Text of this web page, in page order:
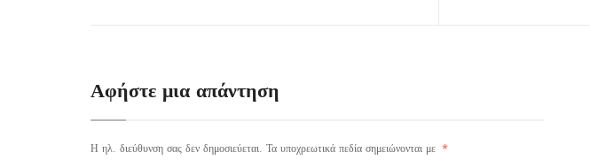
Αφήστε μια απάντηση
Η ηλ. διεύθυνση σας δεν δημοσιεύεται. Τα υποχρεωτικά πεδία σημειώνονται με *